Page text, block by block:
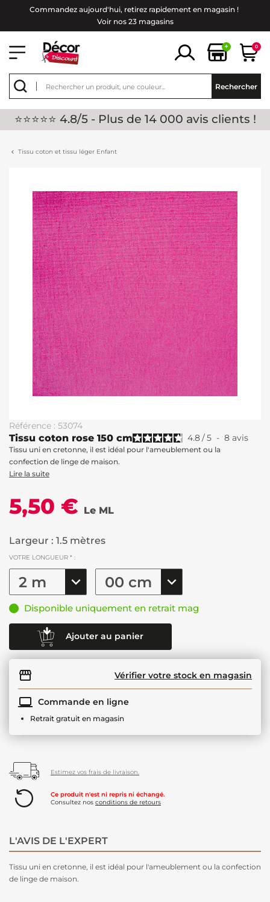
Commandez aujourd'hui, retirez rapidement en magasin !
Voir nos 23 magasins
+ 0
Rechercher
⭐⭐⭐⭐⭐ 4.8/5 - Plus de 14 000 avis clients !
Tissu coton et tissu léger Enfant
Référence : 53074
Tissu coton rose 150 cm 4.8/5 - 8 avis
Tissu uni en cretonne, il est idéal pour l'ameublement ou la
confection de linge de maison.
Lire la suite
5,50 € Le ML
Largeur : 1.5 mètres
VOTRE LONGUEUR * :
Disponible uniquement en retrait mag
Ajouter au panier
Vérifier votre stock en magasin
Commande en ligne
Retrait gratuit en magasin
Estimez vos frais de livraison.
Ce produit n'est ni repris ni échangé.
Consultez nos conditions de retours
L'AVIS DE L'EXPERT
Tissu uni en cretonne, il est idéal pour l'ameublement ou la confection
de linge de maison.